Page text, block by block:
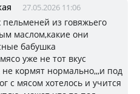
27.05.2026 11:06
из говяжьего
маслом,какие они
бабушка
уже не тот вкус
кормят нормально,,,и под
с мясом хотелось и учится